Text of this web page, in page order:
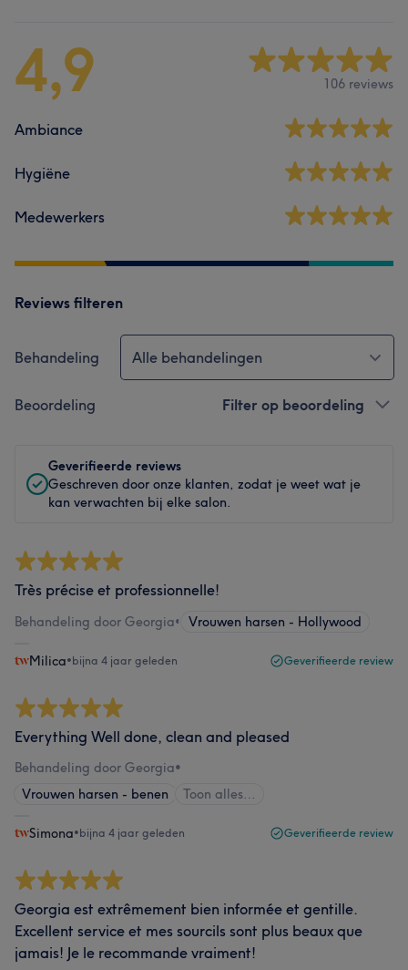
4,9 106 reviews
Ambiance
Hygiëne
Medewerkers
Reviews filteren
Behandeling Alle behandelingen
Beoordeling Filter op beoordeling
Geverifieerde reviews
Geschreven door onze klanten, zodat je weet wat je
kan verwachten bij elke salon.
Très précise et professionnelle!
Behandeling door Georgia• Vrouwen harsen - Hollywood
Milica•bijna 4 jaar geleden Geverifieerde review
Everything Well done, clean and pleased
Behandeling door Georgia•
Vrouwen harsen - benen
Toon alles…
Simona•bijna 4 jaar geleden Geverifieerde review
Georgia est extrêmement bien informée et gentille.
Excellent service et mes sourcils sont plus beaux que
jamais! Je le recommande vraiment!